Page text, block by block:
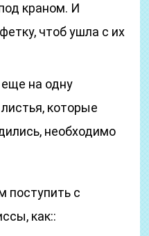
краном. И
чтоб ушла с их
на одну
которые
необходимо
поступить с
как::